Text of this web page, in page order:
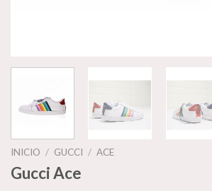
INICIO / GUCCI / ACE
Gucci Ace